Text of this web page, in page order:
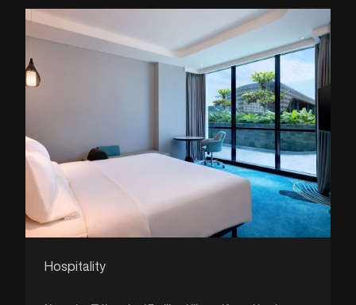
Hospitality